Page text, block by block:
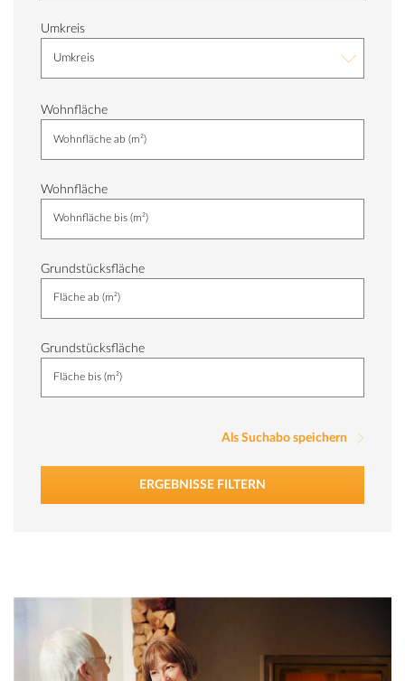
Umkreis
Umkreis
Wohnfläche
Wohnfläche
Grundstücksfläche
Grundstücksfläche
Als Suchabo speichern
ERGEBNISSE FILTERN